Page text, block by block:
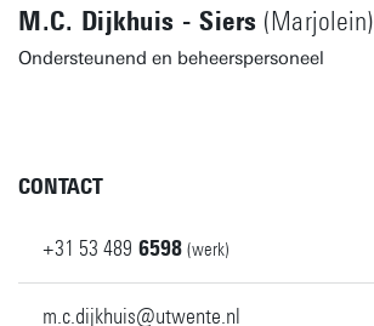
M.C. Dijkhuis - Siers (Marjolein)
Ondersteunend en beheerspersoneel
CONTACT
+31 53 489 6598 (werk)
m.c.dijkhuis@utwente.nl